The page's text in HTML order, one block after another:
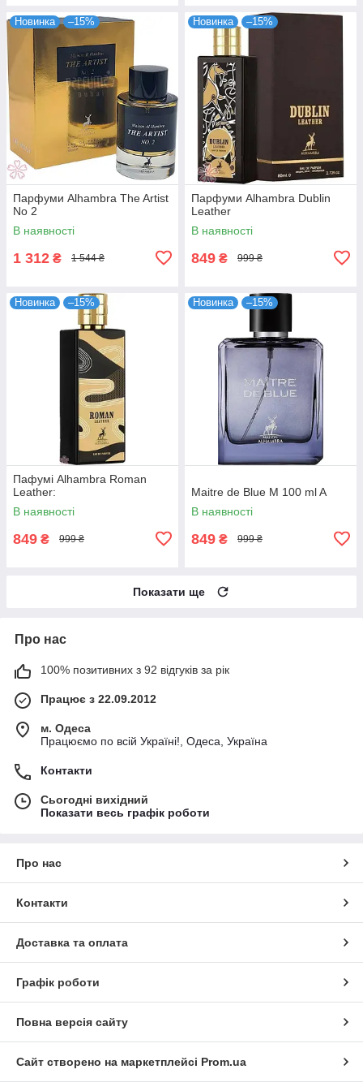
Новинка –15%
Парфуми Alhambra The Artist
No 2
В наявності
1 312 ₴ 1 544 ₴
Новинка –15%
Парфуми Alhambra Dublin
Leather
В наявності
849 ₴ 999 ₴
Новинка –15%
Пафумі Alhambra Roman
Leather:
В наявності
849 ₴ 999 ₴
Новинка –15%
Maitre de Blue M 100 ml A
В наявності
849 ₴ 999 ₴
Показати ще
Про нас
100% позитивних з 92 відгуків за рік
Працює з 22.09.2012
м. Одеса
Працюємо по всій Україні!, Одеса, Україна
Контакти
Сьогодні вихідний
Показати весь графік роботи
Про нас
Контакти
Доставка та оплата
Графік роботи
Повна версія сайту
Сайт створено на маркетплейсі Prom.ua